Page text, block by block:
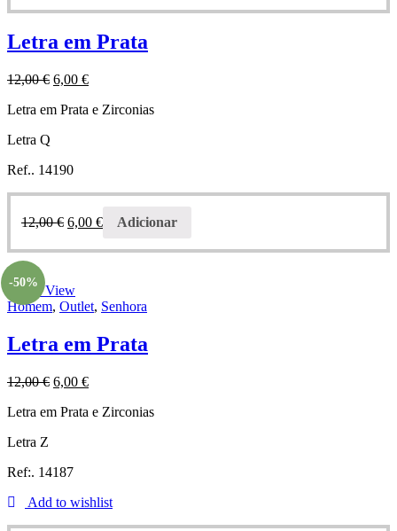
Letra em Prata
12,00€ 6,00 €
Letra em Prata e Zirconias
Letra Q
Ref.. 14190
12,00€ 6,00 € Adicionar
-50%
Quick View
Homem, Outlet, Senhora
Letra em Prata
12,00€ 6,00 €
Letra em Prata e Zirconias
Letra Z
Ref:. 14187
Add to wishlist